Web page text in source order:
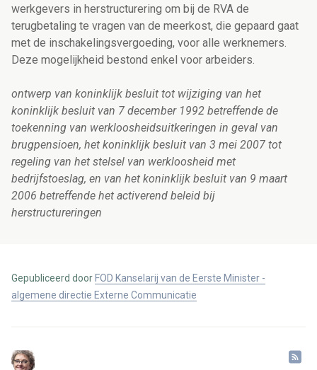
werkgevers in herstructurering om bij de RVA de
terugbetaling te vragen van de meerkost, die gepaard gaat
met de inschakelingsvergoeding, voor alle werknemers.
Deze mogelijkheid bestond enkel voor arbeiders.
ontwerp van koninklijk besluit tot wijziging van het
koninklijk besluit van 7 december 1992 betreffende de
toekenning van werkloosheidsuitkeringen in geval van
brugpensioen, het koninklijk besluit van 3 mei 2007 tot
regeling van het stelsel van werkloosheid met
bedrijfstoeslag, en van het koninklijk besluit van 9 maart
2006 betreffende het activerend beleid bij
herstructureringen
Gepubliceerd door FOD Kanselarij van de Eerste Minister -
algemene directie Externe Communicatie